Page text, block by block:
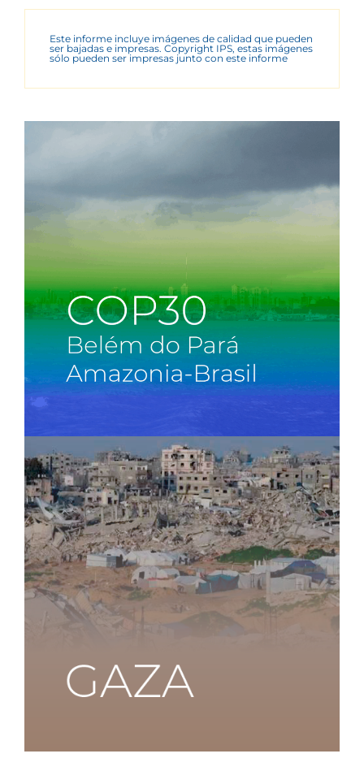
Este informe incluye imágenes de calidad que pueden
ser bajadas e impresas. Copyright IPS, estas imágenes
sólo pueden ser impresas junto con este informe